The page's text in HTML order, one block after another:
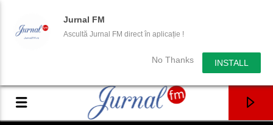
Jurnal FM
Ascultă Jurnal FM direct în aplicație !
No Thanks INSTALL